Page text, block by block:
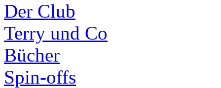
Der Club
Terry und Co
Bücher
Spin-offs